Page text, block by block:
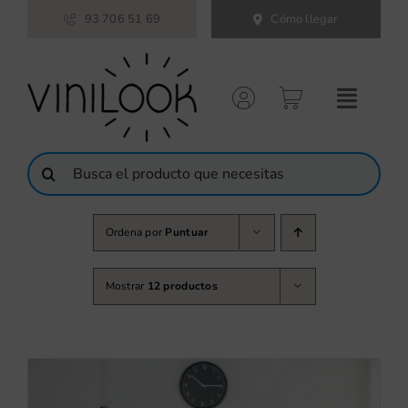
93 706 51 69 Cómo llegar
Buscar:
Ordena por Puntuar
Mostrar 12 productos